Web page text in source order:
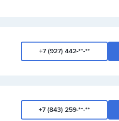
+7 (927) 442-**-**
+7 (843) 259-**-**